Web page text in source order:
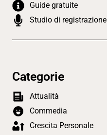
Guide gratuite
Studio di registrazione
Categorie
Attualità
Commedia
Crescita Personale